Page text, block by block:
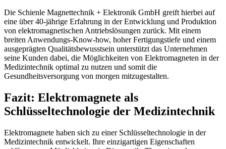
Die Schienle Magnettechnik + Elektronik GmbH greift hierbei auf
eine über 40-jährige Erfahrung in der Entwicklung und Produktion
von elektromagnetischen Antriebslösungen zurück. Mit einem
breiten Anwendungs-Know-how, hoher Fertigungstiefe und einem
ausgeprägten Qualitätsbewusstsein unterstützt das Unternehmen
seine Kunden dabei, die Möglichkeiten von Elektromagneten in der
Medizintechnik optimal zu nutzen und somit die
Gesundheitsversorgung von morgen mitzugestalten.
Fazit: Elektromagnete als
Schlüsseltechnologie der Medizintechnik
Elektromagnete haben sich zu einer Schlüsseltechnologie in der
Medizintechnik entwickelt. Ihre einzigartigen Eigenschaften